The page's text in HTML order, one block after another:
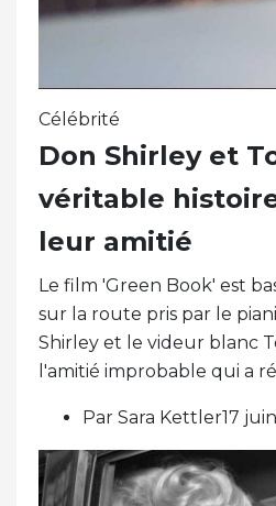
Célébrité
Don Shirley et
véritable
leur amitié
Le film 'Green Book' est
sur la route pris par le
Shirley et le videur blanc
l'amitié improbable qui a
Par Sara Kettler17